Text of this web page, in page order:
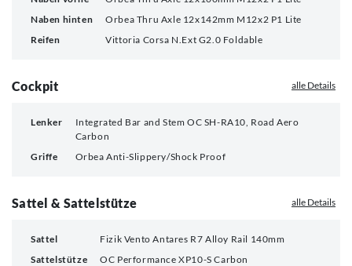
Naben hinten
Orbea Thru Axle 12x142mm M12x2 P1 Lite
Reifen
Vittoria Corsa N.Ext G2.0 Foldable
Cockpit alle Details
Lenker
Integrated Bar and Stem OC SH-RA10, Road Aero
Carbon
Griffe
Orbea Anti-Slippery/Shock Proof
Sattel & Sattelstütze alle Details
Sattel
Fizik Vento Antares R7 Alloy Rail 140mm
Sattelstütze
OC Performance XP10-S Carbon